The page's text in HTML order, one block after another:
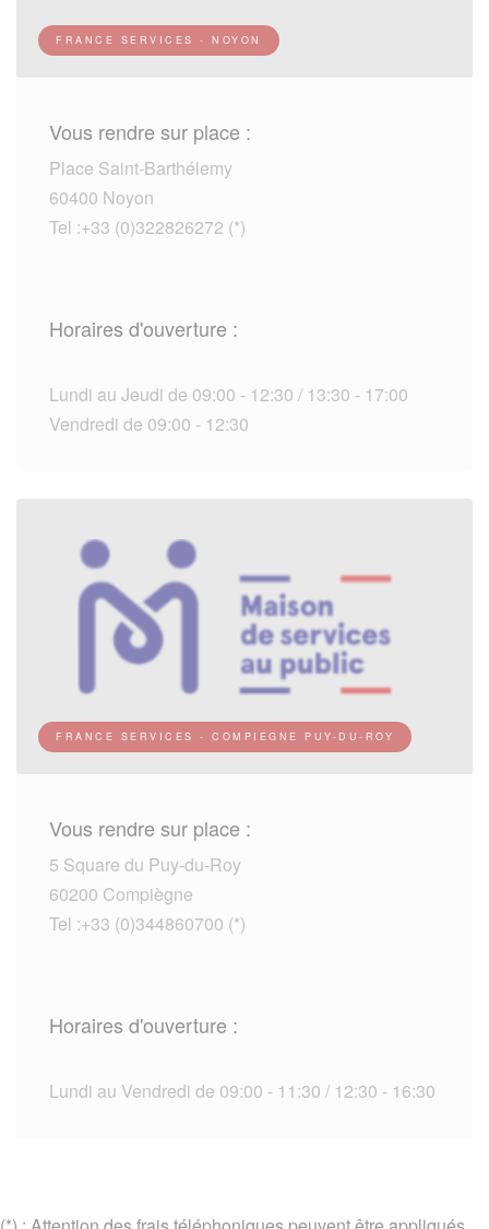
FRANCE SERVICES - NOYON
Vous rendre sur place :
Place Saint-Barthélemy
60400 Noyon
Tel :+33 (0)322826272 (*)
Horaires d'ouverture :
Lundi au Jeudi de 09:00 - 12:30 / 13:30 - 17:00
Vendredi de 09:00 - 12:30
FRANCE SERVICES - COMPIEGNE PUY-DU-ROY
Vous rendre sur place :
5 Square du Puy-du-Roy
60200 Compiègne
Tel :+33 (0)344860700 (*)
Horaires d'ouverture :
Lundi au Vendredi de 09:00 - 11:30 / 12:30 - 16:30